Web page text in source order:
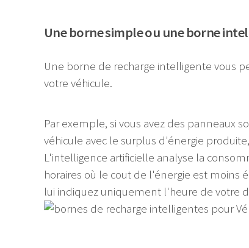
Une borne simple ou une borne
Une borne de recharge intelligente vous
votre véhicule.
Par exemple, si vous avez des panneaux
véhicule avec le surplus d'énergie
L'intelligence artificielle analyse la
horaires où le cout de l'énergie est moins
lui indiquez uniquement l'heure de votre